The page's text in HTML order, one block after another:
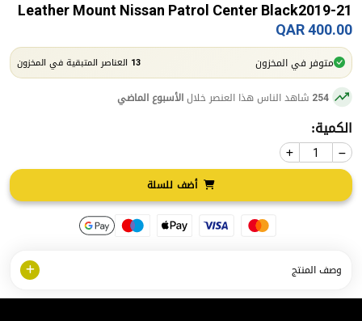
Leather Mount Nissan Patrol Center Black2019-21
400.00 QAR
متوفر في المخزون 13 العناصر المتبقية في المخزون
254 شاهد الناس هذا العنصر خلالالأسبوع الماضي
الكمية:
أضف للسلة
وصف المنتج